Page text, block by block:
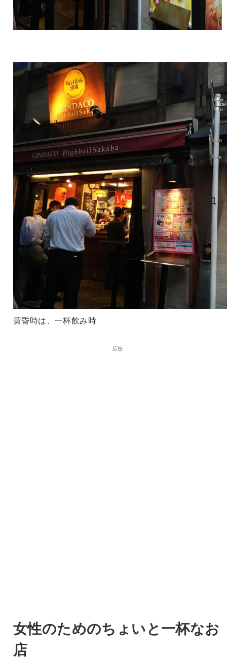
黄昏時は、一杯飲み時
広告
女性のためのちょいと一杯なお
店